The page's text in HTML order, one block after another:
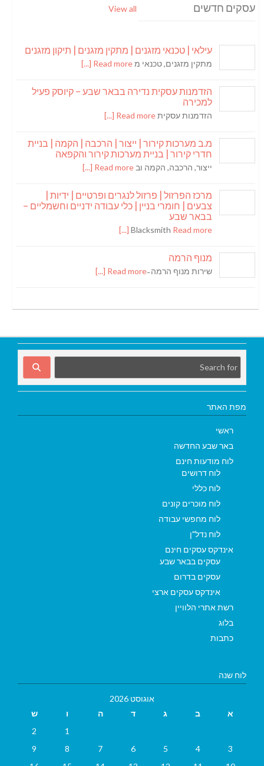
עסקים חדשים View all
עילאי | טכנאי מזגנים | מתקין מזגנים | תיקון מזגנים
מתקין מזגנים, טכנאי מRead more [...]
הזדמנות עסקית נדירה בבאר שבע – קיוסק פעיל
למכירה
הזדמנות עסקיתRead more [...]
מ.ב מערכות קירור | ייצור | הרכבה | הקמה | בניית
חדרי קירור | בניית מערכות קירור והקפאה
ייצור, הרכבה, הקמה וב Read more [...]
מרכז הפרזול | פרזול לנגרים ופרטיים | ידיות |
צבעים | חומרי בניין | כלי עבודה ידניים וחשמליים –
בבאר שבע
Blacksmith Read more [...]
מנוף הרמה
שירות מנוף הרמה ̵Read more [...]
מפת האתר
ראשי
באר שבע החדשה
לוח מודעות חינם
לוח דרושים
לוח כללי
לוח מוכרים קונים
לוח מחפשי עבודה
לוח נדל"ן
אינדקס עסקים חינם
עסקים בבאר שבע
עסקים בדרום
אינדקס עסקים ארצי
רשת אתרי הלוויין
בלוג
כתבות
לוח שנה
אוגוסט 2026
א
ב ג ד ה ו
ש
1
2
3
4
5
6
7
8
9